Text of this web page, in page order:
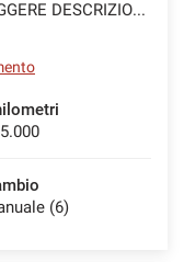
RS 3.6 V6 MANUALE CARFAX OK! LEGGERE DESCRIZIONE!
(6)